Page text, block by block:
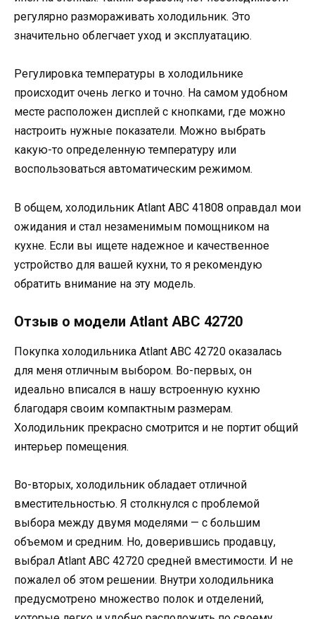
регулярно размораживать холодильник. Это
значительно облегчает уход и эксплуатацию.
Регулировка температуры в холодильнике
происходит очень легко и точно. На самом удобном
месте расположен дисплей с кнопками, где можно
настроить нужные показатели. Можно выбрать
какую-то определенную температуру или
воспользоваться автоматическим режимом.
В общем, холодильник Аtlant ABC 41808 оправдал мои
ожидания и стал незаменимым помощником на
кухне. Если вы ищете надежное и качественное
устройство для вашей кухни, то я рекомендую
обратить внимание на эту модель.
Отзыв о модели Аtlant ABC 42720
Покупка холодильника Аtlant ABC 42720 оказалась
для меня отличным выбором. Во-первых, он
идеально вписался в нашу встроенную кухню
благодаря своим компактным размерам.
Холодильник прекрасно смотрится и не портит общий
интерьер помещения.
Во-вторых, холодильник обладает отличной
вместительностью. Я столкнулся с проблемой
выбора между двумя моделями — с большим
объемом и средним. Но, доверившись продавцу,
выбрал Аtlant ABC 42720 средней вместимости. И не
пожалел об этом решении. Внутри холодильника
предусмотрено множество полок и отделений,